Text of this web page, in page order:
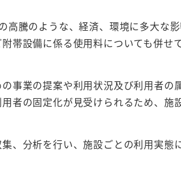
高騰のような、経済、環境に多大な
帯設備に係る使用料についても併せ
事業の提案や利用状況及び利用者の
者の固定化が見受けられるため、施
、分析を行い、施設ごとの利用実態